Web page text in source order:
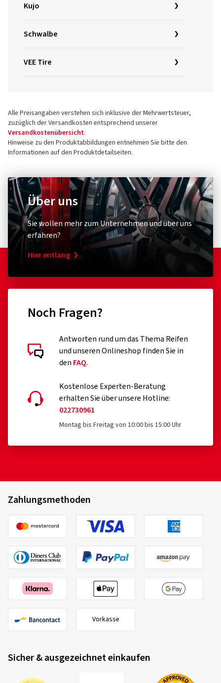
Kujo
Schwalbe
VEE Tire
Alle Preisangaben verstehen sich inklusive der Mehrwertsteuer,
zuzüglich der Versandkosten entsprechend unserer
Versandkostenübersicht.
Hinweise zu den Produktabbildungen entnehmen Sie bitte den
Informationen auf den Produktdetailseiten.
Über uns
Sie wollen mehr zum Unternehmen und über uns
erfahren?
Hier entlang
Noch Fragen?
Antworten rund um das Thema Reifen
und unseren Onlineshop finden Sie in
den FAQ.
Kostenlose Experten-Beratung
erhalten Sie über unsere Hotline:
022730961
Montag bis Freitag von 10:00 bis 15:00 Uhr
Zahlungsmethoden
Vorkasse
Sicher & ausgezeichnet einkaufen